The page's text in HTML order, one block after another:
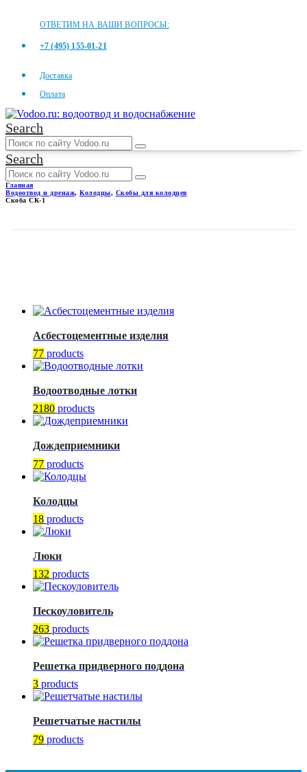
ОТВЕТИМ НА ВАШИ ВОПРОСЫ:
+7 (495) 155-01-21
Доставка
Оплата
Search
Search
Главная
Водоотвод и дренаж, Колодцы, Скобы для колодцев
Скоба СК-1
Асбестоцементные изделия
77 products
Водоотводные лотки
2180 products
Дождеприемники
77 products
Колодцы
18 products
Люки
132 products
Пескоуловитель
263 products
Решетка придверного поддона
3 products
Решетчатые настилы
79 products